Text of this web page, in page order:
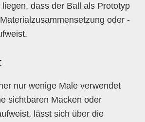
dass der Ball als Prototyp
oder -
nur wenige Male verwendet
sichtbaren Macken oder
lässt sich über die